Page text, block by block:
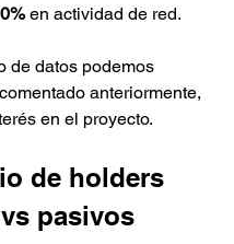
en actividad de red.
de datos podemos
anteriormente,
en el proyecto.
de holders
pasivos